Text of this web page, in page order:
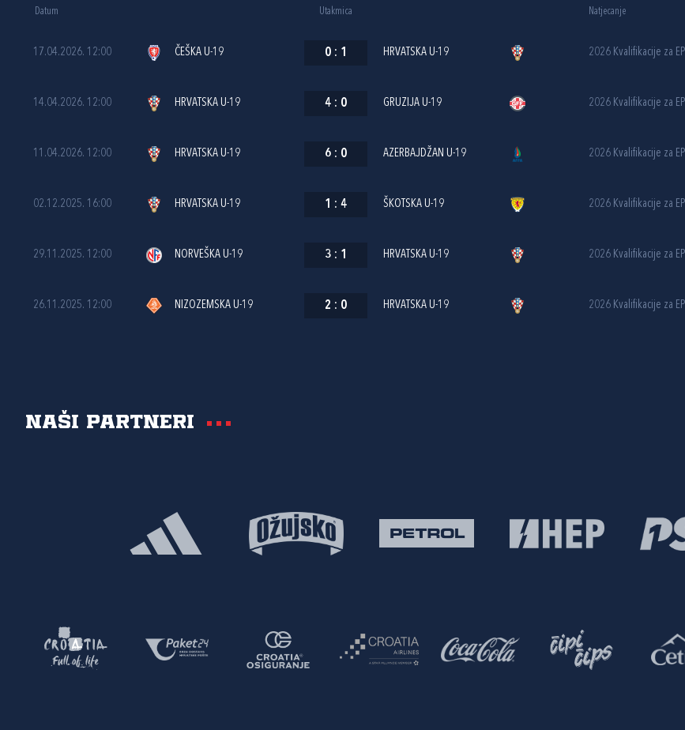
Datum Utakmica Natjecanje
17.04.2026. 12:00 ČEŠKA U-19 0 : 1 HRVATSKA U-19 2026 Kvalifikacije za
14.04.2026. 12:00 HRVATSKA U-19 4 : 0 GRUZIJA U-19 2026 Kvalifikacije za
11.04.2026. 12:00 HRVATSKA U-19 6 : 0 AZERBAJDŽAN U-19 2026 Kvalifikacije za
02.12.2025. 16:00 HRVATSKA U-19 1 : 4 ŠKOTSKA U-19 2026 Kvalifikacije za
29.11.2025. 12:00 NORVEŠKA U-19 3 : 1 HRVATSKA U-19 2026 Kvalifikacije za
26.11.2025. 12:00 NIZOZEMSKA U-19 2 : 0 HRVATSKA U-19 2026 Kvalifikacije za
Naši partneri